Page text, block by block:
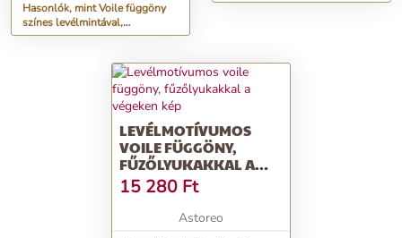
Hasonlók, mint Voile függöny
színes levélmintával,
fűzőlyukakkal
LEVÉLMOTÍVUMOS
VOILE FÜGGÖNY,
FŰZŐLYUKAKKAL A
VÉGEKEN
15 280 Ft
Astoreo